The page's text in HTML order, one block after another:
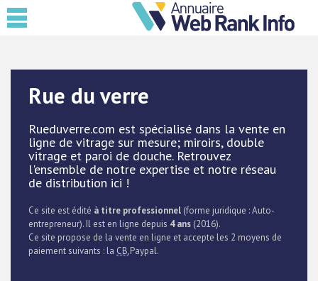
Rue du verre
Rueduverre.com est spécialisé dans la vente en
ligne de vitrage sur mesure; miroirs, double
vitrage et paroi de douche. Retrouvez
l'ensemble de notre expertise et notre réseau
de distribution ici !
Ce site est édité à titre professionnel (forme juridique : Auto-
entrepreneur). Il est en ligne depuis 4 ans (2016).
Ce site propose de la vente en ligne et accepte les 2 moyens de
paiement suivants : la CB,Paypal.